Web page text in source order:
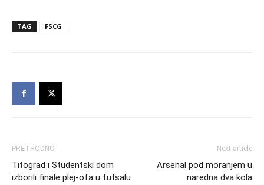
TAG FSCG
PRETHODNO
Titograd i Studentski dom
izborili finale plej-ofa u futsalu
Next article
Arsenal pod moranjem u
naredna dva kola